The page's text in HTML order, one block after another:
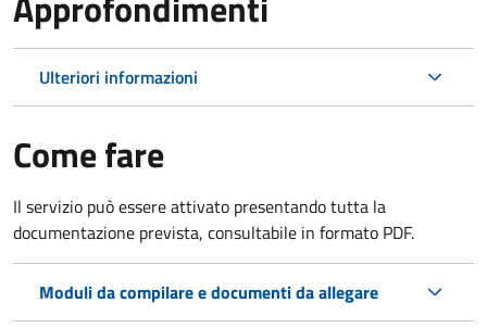
Ulteriori informazioni
Come fare
Il servizio può essere attivato presentando tutta la
documentazione prevista, consultabile in formato PDF.
Moduli da compilare e documenti da allegare